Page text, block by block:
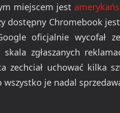
miejscem jest
dostępny Chromebook
oficjalnie wycofał
skala zgłaszanych
zechciał uchować kilka
wszystko je nadal